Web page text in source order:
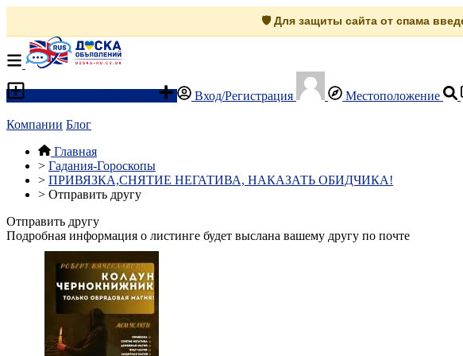
🛡️ Для защиты сайта от спама
Вход/Регистрация Местоположение
Компании Блог
Главная
> Гадания-Гороскопы
> ПРИВЯЗКА,СНЯТИЕ НЕГАТИВА, НАКАЗАТЬ ОБИДЧИКА!
> Отправить другу
Отправить другу
Подробная информация о листинге будет выслана вашему другу по почте